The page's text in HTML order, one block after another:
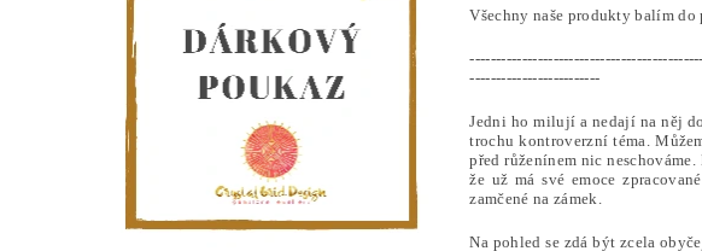
Všechny naše produkty balím
-------------------------
Jedni ho milují a nedají na něj
trochu kontroverzní téma.
před růženínem nic
že už má své emoce
zamčené na zámek.
Na pohled se zdá být zcela